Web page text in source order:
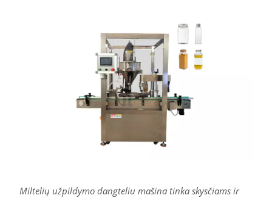
Miltelių užpildymo dangteliu mašina tinka skysčiams ir